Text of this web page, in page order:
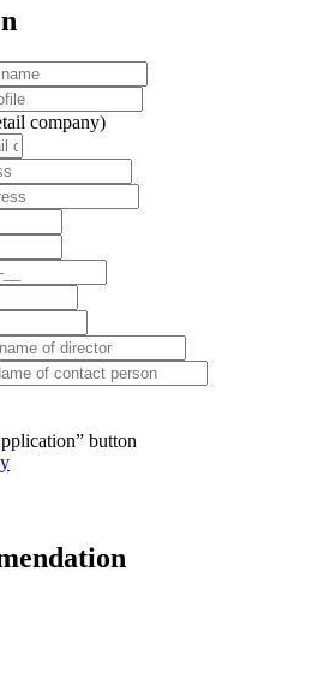
company)
button